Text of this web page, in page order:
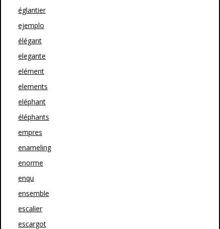
églantier
ejemplo
élégant
elegante
elément
elements
eléphant
éléphants
empres
enameling
enorme
enqu
ensemble
escalier
escargot